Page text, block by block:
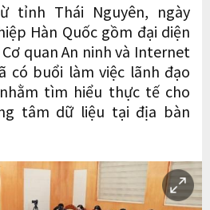
tỉnh Thái Nguyên, ngày
Hàn Quốc gồm đại diện
Cơ quan An ninh và Internet
có buổi làm việc lãnh đạo
tìm hiểu thực tế cho
tâm dữ liệu tại địa bàn